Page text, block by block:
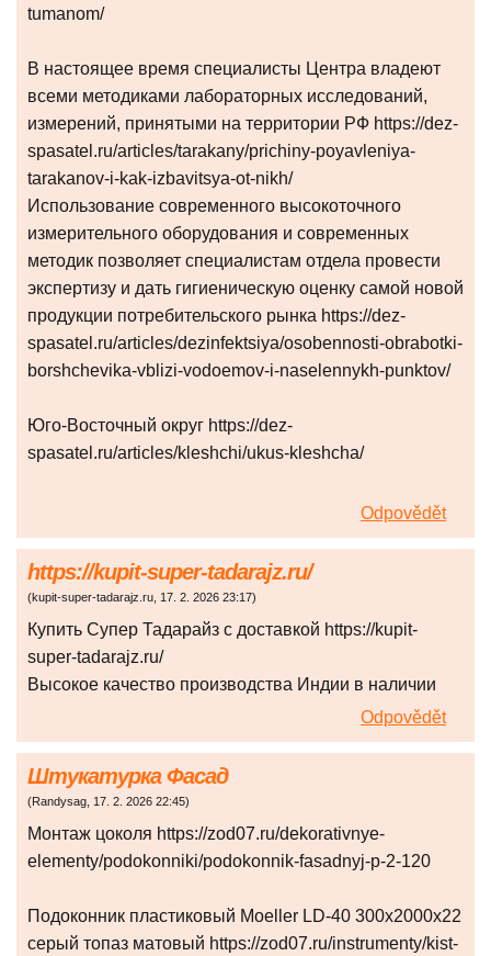
tumanom/
В настоящее время специалисты Центра владеют
всеми методиками лабораторных исследований,
измерений, принятыми на территории РФ https://dez-
spasatel.ru/articles/tarakany/prichiny-poyavleniya-
tarakanov-i-kak-izbavitsya-ot-nikh/
Использование современного высокоточного
измерительного оборудования и современных
методик позволяет специалистам отдела провести
экспертизу и дать гигиеническую оценку самой новой
продукции потребительского рынка https://dez-
spasatel.ru/articles/dezinfektsiya/osobennosti-obrabotki-
borshchevika-vblizi-vodoemov-i-naselennykh-punktov/
Юго-Восточный округ https://dez-
spasatel.ru/articles/kleshchi/ukus-kleshcha/
Odpovědět
https://kupit-super-tadarajz.ru/
(kupit-super-tadarajz.ru, 17. 2. 2026 23:17)
Купить Супер Тадарайз с доставкой https://kupit-
super-tadarajz.ru/
Высокое качество производства Индии в наличии
Odpovědět
Штукатурка Фасад
(Randysag, 17. 2. 2026 22:45)
Монтаж цоколя https://zod07.ru/dekorativnye-
elementy/podokonniki/podokonnik-fasadnyj-p-2-120
Подоконник пластиковый Moeller LD-40 300х2000х22
серый топаз матовый https://zod07.ru/instrumenty/kist-